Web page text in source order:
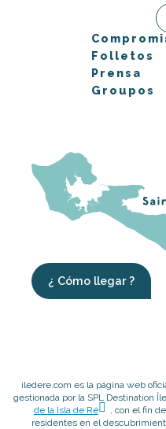
Folletos
Prensa
Groupos
¿ Cómo llegar ?
iledere.com es la página web
gestionada por la SPL Destination
de la Isla de Ré
, con el fin
residentes en el